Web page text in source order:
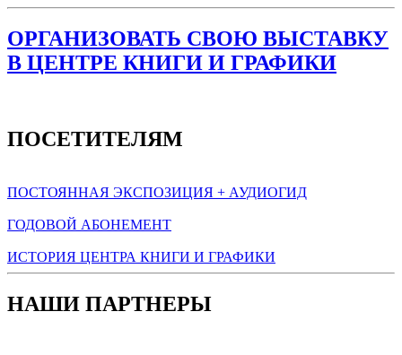
ОРГАНИЗОВАТЬ СВОЮ ВЫСТАВКУ
В ЦЕНТРЕ КНИГИ И ГРАФИКИ
ПОСЕТИТЕЛЯМ
ПОСТОЯННАЯ ЭКСПОЗИЦИЯ + АУДИОГИД
ГОДОВОЙ АБОНЕМЕНТ
ИСТОРИЯ ЦЕНТРА КНИГИ И ГРАФИКИ
НАШИ ПАРТНЕРЫ